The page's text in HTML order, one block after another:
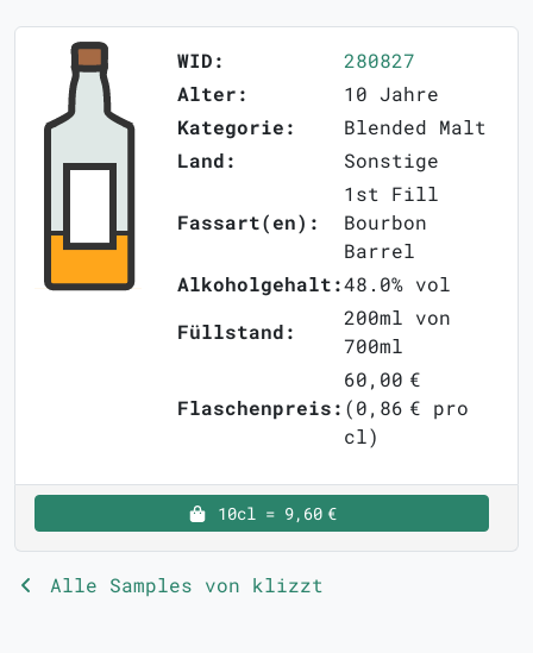
WID:
280827
Alter:
10 Jahre
Kategorie:
Blended Malt
Land:
Sonstige
Fassart(en):
1st Fill
Bourbon
Barrel
Alkoholgehalt:48.0% vol
Füllstand:
200ml von
700ml
Flaschenpreis:
60,00 €
(0,86 € pro
cl)
10cl = 9,60 €
Alle Samples von klizzt